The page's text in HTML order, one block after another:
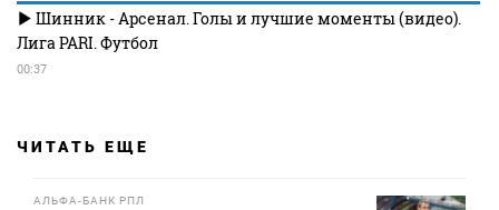
Шинник - Арсенал. Голы и лучшие моменты (видео).
Лига PARI. Футбол
00:37
ЧИТАТЬ ЕЩЕ
АЛЬФА-БАНК РПЛ